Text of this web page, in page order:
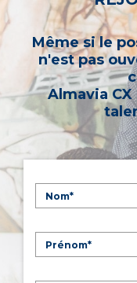
Même si le
n'est pas
Almavia